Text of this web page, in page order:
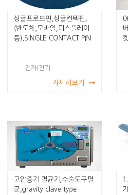
싱글프로브핀,싱글컨텍핀,
(반도체,모바일,디스플레이
등),SINGLE CONTACT PIN
전자(전기
자세히보기
고압증기 멸균기,수술도구멸
균,gravity clave type